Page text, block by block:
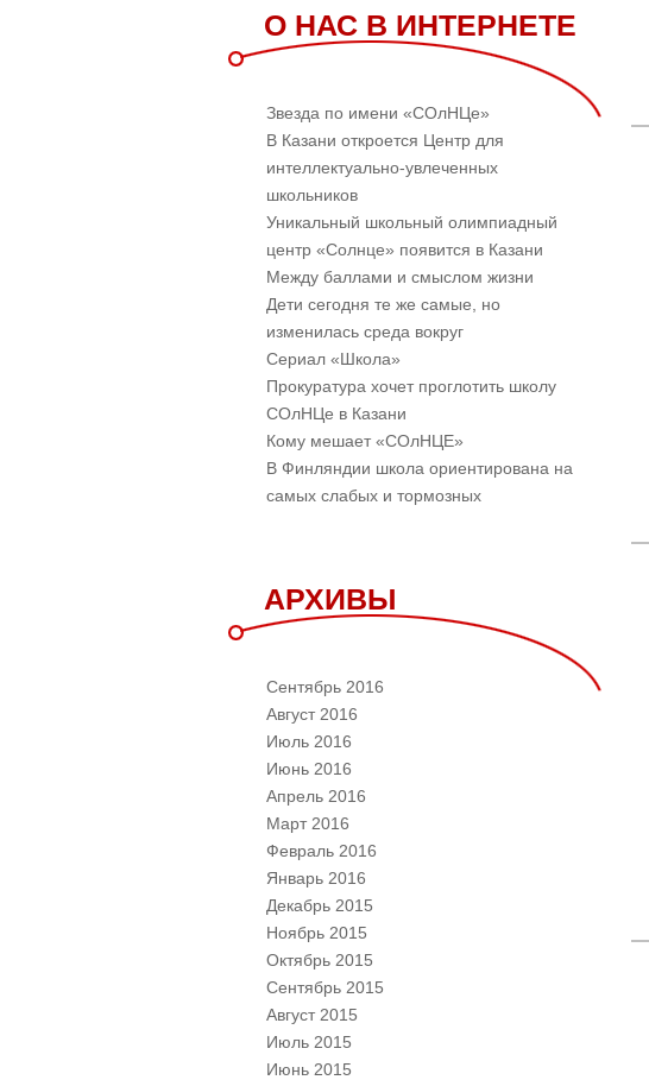
О НАС В ИНТЕРНЕТЕ
Звезда по имени «СОлНЦе»
В Казани откроется Центр для
интеллектуально-увлеченных
школьников
Уникальный школьный олимпиадный
центр «Солнце» появится в Казани
Между баллами и смыслом жизни
Дети сегодня те же самые, но
изменилась среда вокруг
Cериал «Школа»
Прокуратура хочет проглотить школу
СОлНЦе в Казани
Кому мешает «СОлНЦЕ»
В Финляндии школа ориентирована на
самых слабых и тормозных
АРХИВЫ
Сентябрь 2016
Август 2016
Июль 2016
Июнь 2016
Апрель 2016
Март 2016
Февраль 2016
Январь 2016
Декабрь 2015
Ноябрь 2015
Октябрь 2015
Сентябрь 2015
Август 2015
Июль 2015
Июнь 2015